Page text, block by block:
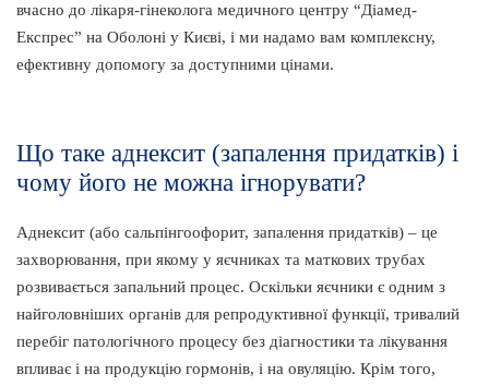
вчасно до лікаря-гінеколога медичного центру “Діамед-
Експрес” на Оболоні у Києві, і ми надамо вам комплексну,
ефективну допомогу за доступними цінами.
Що таке аднексит (запалення придатків) і
чому його не можна ігнорувати?
Аднексит (або сальпінгоофорит, запалення придатків) – це
захворювання, при якому у яєчниках та маткових трубах
розвивається запальний процес. Оскільки яєчники є одним з
найголовніших органів для репродуктивної функції, тривалий
перебіг патологічного процесу без діагностики та лікування
впливає і на продукцію гормонів, і на овуляцію. Крім того,